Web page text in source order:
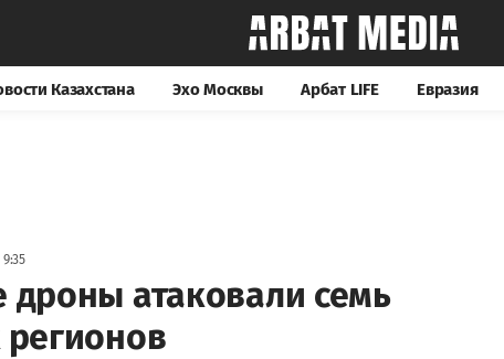
Казахстана Эхо Москвы Арбат LIFE Евразия
дроны атаковали семь
регионов